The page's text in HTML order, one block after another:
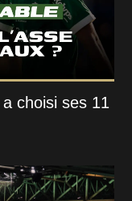
choisi ses 11